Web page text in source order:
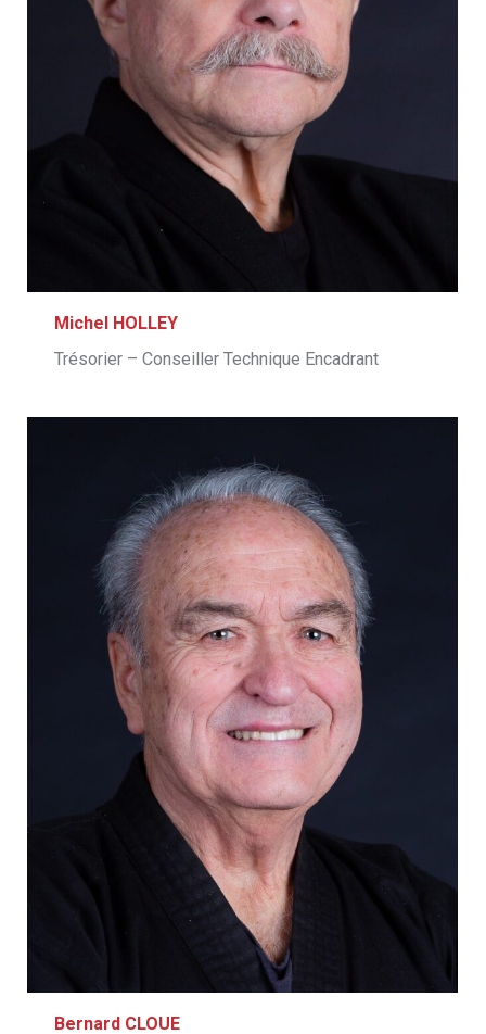
Michel HOLLEY
Trésorier – Conseiller Technique Encadrant
Bernard CLOUE